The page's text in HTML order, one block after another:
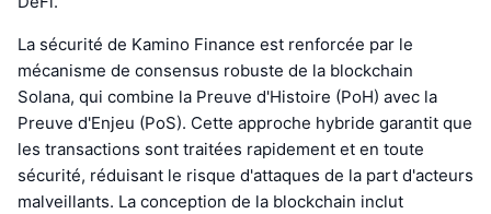
La sécurité de Kamino Finance est renforcée par le
mécanisme de consensus robuste de la blockchain
Solana, qui combine la Preuve d'Histoire (PoH) avec la
Preuve d'Enjeu (PoS). Cette approche hybride garantit que
les transactions sont traitées rapidement et en toute
sécurité, réduisant le risque d'attaques de la part d'acteurs
malveillants. La conception de la blockchain inclut